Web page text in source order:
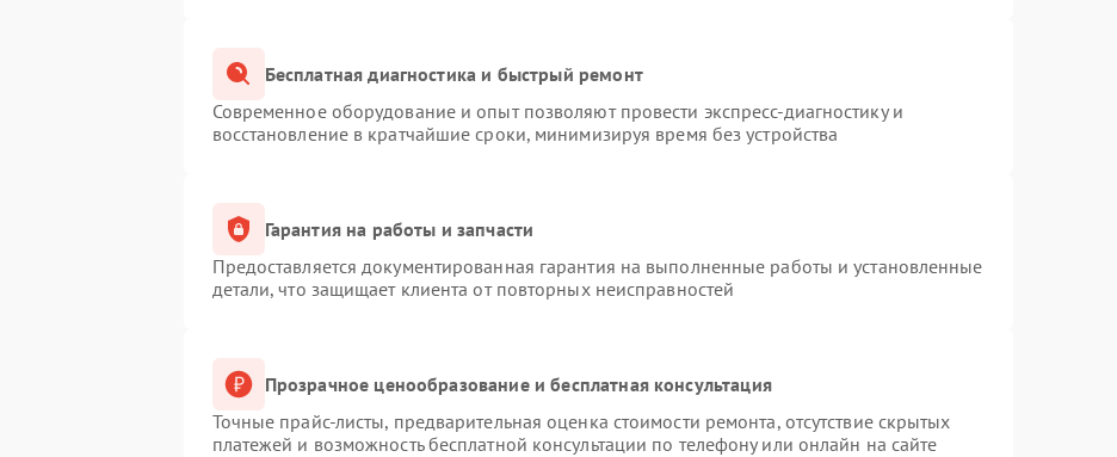
Бесплатная диагностика и быстрый ремонт
Современное оборудование и опыт позволяют провести экспресс-диагностику и
восстановление в кратчайшие сроки, минимизируя время без устройства
Гарантия на работы и запчасти
Предоставляется документированная гарантия на выполненные работы и установленные
детали, что защищает клиента от повторных неисправностей
Прозрачное ценообразование и бесплатная консультация
Точные прайс-листы, предварительная оценка стоимости ремонта, отсутствие скрытых
платежей и возможность бесплатной консультации по телефону или онлайн на сайте